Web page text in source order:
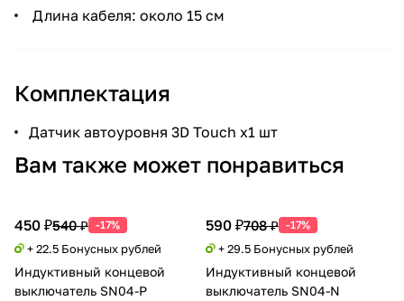
Длина кабеля: около 15 см
Комплектация
Датчик автоуровня 3D Touch х1 шт
Вам также может понравиться
450 ₽540 ₽ -17%
+ 22.5 Бонусных рублей
Индуктивный концевой
выключатель SN04-P
590 ₽708 ₽ -17%
+ 29.5 Бонусных рублей
Индуктивный концевой
выключатель SN04-N